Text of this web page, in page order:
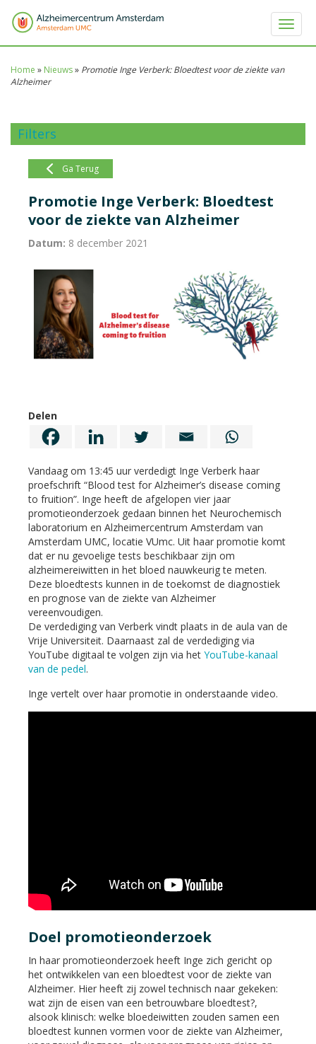
Toggle
Home » Nieuws» Promotie Inge Verberk: Bloedtest voor de ziekte van
Alzheimer
Filters
Ga Terug
Promotie Inge Verberk: Bloedtest
voor de ziekte van Alzheimer
Datum: 8 december 2021
Delen
Vandaag om 13:45 uur verdedigt Inge Verberk haar
proefschrift “Blood test for Alzheimer’s disease coming
to fruition”. Inge heeft de afgelopen vier jaar
promotieonderzoek gedaan binnen het Neurochemisch
laboratorium en Alzheimercentrum Amsterdam van
Amsterdam UMC, locatie VUmc. Uit haar promotie komt
dat er nu gevoelige tests beschikbaar zijn om
alzheimereiwitten in het bloed nauwkeurig te meten.
Deze bloedtests kunnen in de toekomst de diagnostiek
en prognose van de ziekte van Alzheimer
vereenvoudigen.
De verdediging van Verberk vindt plaats in de aula van de
Vrije Universiteit. Daarnaast zal de verdediging via
YouTube digitaal te volgen zijn via het YouTube-kanaal
van de pedel.
Inge vertelt over haar promotie in onderstaande video.
Doel promotieonderzoek
In haar promotieonderzoek heeft Inge zich gericht op
het ontwikkelen van een bloedtest voor de ziekte van
Alzheimer. Hier heeft zij zowel technisch naar gekeken:
wat zijn de eisen van een betrouwbare bloedtest?,
alsook klinisch: welke bloedeiwitten zouden samen een
bloedtest kunnen vormen voor de ziekte van Alzheimer,